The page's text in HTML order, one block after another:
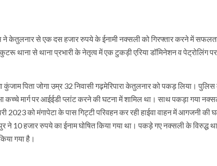
केतुलनार से एक दस हजार रुपये के ईनामी नक्सली को गिरफ्तार करने में
थाना से थाना प्रभारी के नेतृत्व में एक टुकड़ी एरिया डॉमिनेशन व पेट्रोलिंग
पिता जोगा उम्र 32 निवासी गढ़मेरिपारा केतुलनार को पकड़ लिया।
कच्चे मार्ग पर आईईडी प्लांट करने की घटना में शामिल था। साथ पकड़ा गया
2023 को मंगापेटा के पास गिट्टी परिवहन कर रही हाईवा वाहन में आगजनी की
ने 10 हजार रुपये का ईनाम घोषित किया गया था। पकड़े गए नक्सली के विरुद्ध
गया है।